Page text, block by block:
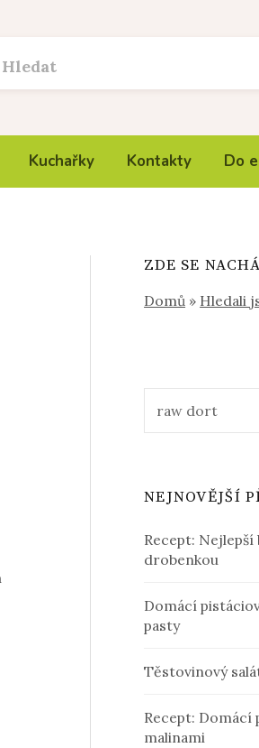
Kuchařky Kontakty Do
ZDE SE
Domů » Hledali
NEJNOVĚJŠÍ
Recept: Nejlepší
drobenkou
Domácí
pasty
Těstovinový
Recept:
malinami